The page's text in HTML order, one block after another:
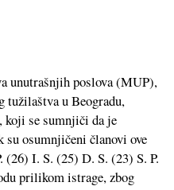
unutrašnjih poslova (MUP),
tužilaštva u Beogradu,
se sumnjiči da je
osumnjičeni članovi ove
I. S. (25) D. S. (23) S. P.
prilikom istrage, zbog